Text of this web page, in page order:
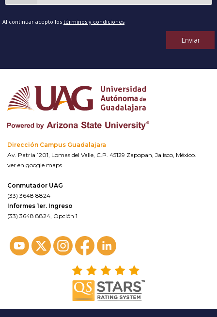
Al continuar acepto los términos y condiciones
Enviar
Dirección Campus Guadalajara
Av. Patria 1201, Lomas del Valle, C.P. 45129 Zapopan, Jalisco, México.
ver en google maps
Conmutador UAG
(33) 3648 8824
Informes 1er. Ingreso
(33) 3648 8824, Opción 1